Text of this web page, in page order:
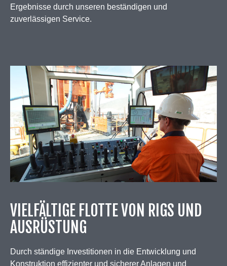
Ergebnisse durch unseren beständigen und
zuverlässigen Service.
VIELFÄLTIGE FLOTTE VON RIGS UND
AUSRÜSTUNG
Durch ständige Investitionen in die Entwicklung und
Konstruktion effizienter und sicherer Anlagen und